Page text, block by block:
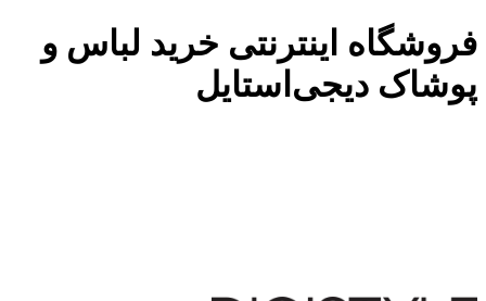
فروشگاه اینترنتی خرید لباس و
پوشاک دیجی‌استایل